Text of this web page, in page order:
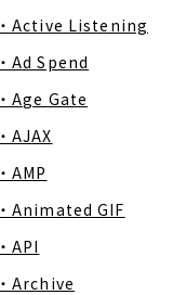
・Active Listening
・Ad Spend
・Age Gate
・AJAX
・AMP
・Animated GIF
・API
・Archive